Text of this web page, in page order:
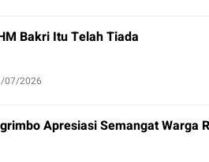
Bakri Itu Telah Tiada
07/2026
Apresiasi Semangat Warga